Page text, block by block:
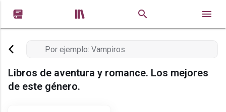
 
Libros de aventura y romance. Los mejores
de este género.